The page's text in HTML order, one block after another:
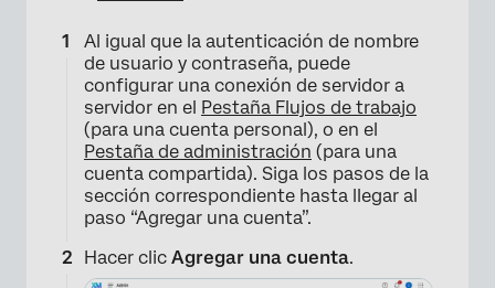
Al igual que la autenticación de nombre
de usuario y contraseña, puede
configurar una conexión de servidor a
servidor en el Pestaña Flujos de trabajo
(para una cuenta personal), o en el
Pestaña de administración (para una
cuenta compartida). Siga los pasos de la
sección correspondiente hasta llegar al
paso “Agregar una cuenta”.
Hacer clic Agregar una cuenta.